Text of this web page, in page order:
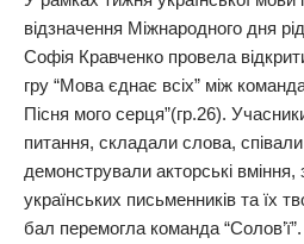
відзначення Міжнародного дня
Софія Кравченко провела
гру “Мова єднає всіх” між
Пісня мого серця”(гр.26).
питання, складали слова, співали
демонстрували акторські
українських письменників та їх
бал перемогла команда